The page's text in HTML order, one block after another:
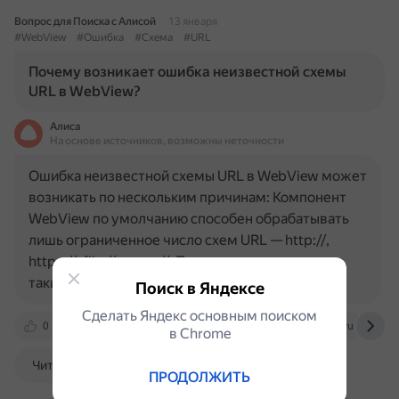
Вопрос для Поиска с Алисой
13 января
#WebView
#Ошибка #Схема #URL
Почему возникает ошибка неизвестной схемы
URL в WebView?
Алиса
На основе источников, возможны неточности
0 remontka.pro levashove.ru
Ошибка неизвестной схемы URL в WebView может
возникать по нескольким причинам: Компонент
WebView по умолчанию способен обрабатывать
лишь ограниченное число схем URL — http://,
https://, file://, asset://. При запросе других схем,
таких как…
Читать далее
Поиск в Яндексе
Сделать Яндекс основным поиском
в Сhrome
ПРОДОЛЖИТЬ